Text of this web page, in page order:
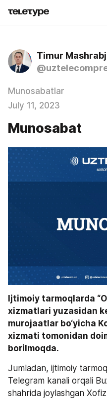
Timur
Munosabatlar
July 11, 2023
Munosabat
Ijtimoiy tarmoqlarda
xizmatlari yuzasidan
murojaatlar bo‘yicha
xizmati tomonidan
borilmoqda.
Jumladan, ijtimoiy
Telegram kanali orqali
shahrida joylashgan